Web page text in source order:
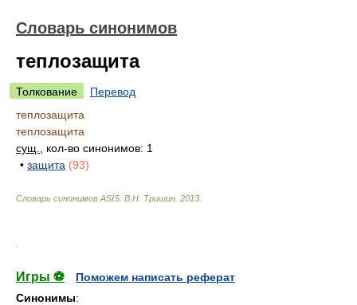
Словарь синонимов
теплозащита
Толкование
Перевод
теплозащита
теплозащита
сущ.
, кол-во синонимов: 1
• защита (93)
Словарь синонимов ASIS. В.Н. Тришин 2013
Игры ⚽
Поможем написать реферат
Синонимы: